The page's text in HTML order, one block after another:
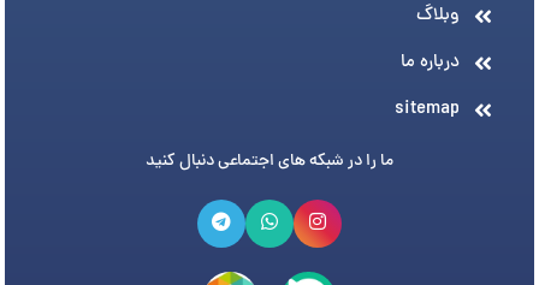
وبلاگ
درباره ما
sitemap
ما را در شبکه های اجتماعی دنبال کنید